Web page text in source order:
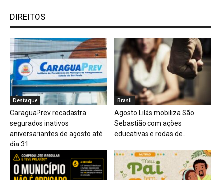
DIREITOS
Destaque
CaraguaPrev recadastra
segurados inativos
aniversariantes de agosto até
dia 31
Brasil
Agosto Lilás mobiliza São
Sebastião com ações
educativas e rodas de...